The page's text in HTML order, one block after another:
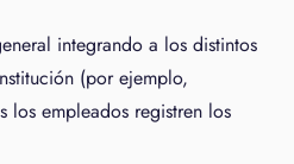
integrando a los distintos
(por ejemplo,
los empleados registren los